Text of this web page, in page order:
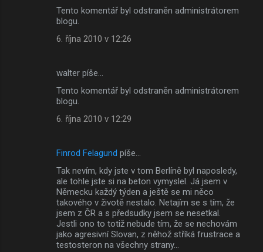
Tento komentář byl odstraněn administrátorem
blogu.
6. října 2010 v 12:26
walter píše…
Tento komentář byl odstraněn administrátorem
blogu.
6. října 2010 v 12:29
Finrod Felagund píše…
Tak nevím, kdy jste v tom Berlíně byl naposledy,
ale tohle jste si na beton vymyslel. Já jsem v
Německu každý týden a ještě se mi něco
takového v životě nestalo. Netajím se s tím, že
jsem z ČR a s předsudky jsem se nesetkal.
Jestli ono to totiž nebude tím, že se nechovám
jako agresivní Slovan, z něhož stříká frustrace a
testosteron na všechny strany...